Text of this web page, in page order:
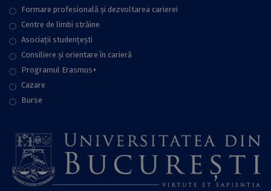
Formare profesională și dezvoltarea carierei
Centre de limbi străine
Asociații studențești
Consiliere şi orientare în carieră
Programul Erasmus+
Cazare
Burse